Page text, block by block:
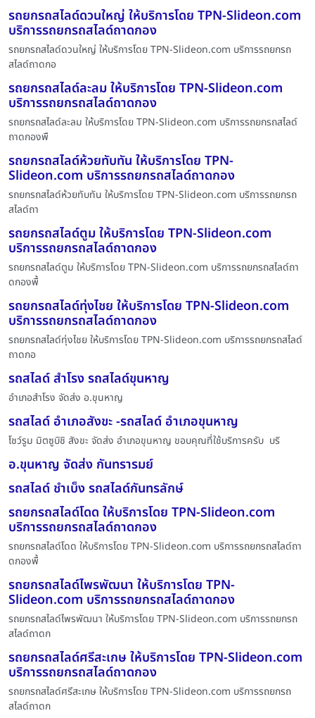
รถยกรถสไลด์ดวนใหญ่ ให้บริการโดย TPN-Slideon.com
บริการรถยกรถสไลด์ถาดกอง
รถยกรถสไลด์ดวนใหญ่ ให้บริการโดย TPN-Slideon.com บริการรถยกรถ
สไลด์ถาดกอ
รถยกรถสไลด์ละลม ให้บริการโดย TPN-Slideon.com
บริการรถยกรถสไลด์ถาดกอง
รถยกรถสไลด์ละลม ให้บริการโดย TPN-Slideon.com บริการรถยกรถสไลด์
ถาดกองพื
รถยกรถสไลด์ห้วยทับทัน ให้บริการโดย TPN-
Slideon.com บริการรถยกรถสไลด์ถาดกอง
รถยกรถสไลด์ห้วยทับทัน ให้บริการโดย TPN-Slideon.com บริการรถยกรถ
สไลด์ถา
รถยกรถสไลด์ตูม ให้บริการโดย TPN-Slideon.com
บริการรถยกรถสไลด์ถาดกอง
รถยกรถสไลด์ตูม ให้บริการโดย TPN-Slideon.com บริการรถยกรถสไลด์ถา
ดกองพื้
รถยกรถสไลด์ทุ่งไชย ให้บริการโดย TPN-Slideon.com
บริการรถยกรถสไลด์ถาดกอง
รถยกรถสไลด์ทุ่งไชย ให้บริการโดย TPN-Slideon.com บริการรถยกรถสไลด์
ถาดกอ
รถสไลด์ สำโรง รถสไลด์ขุนหาญ
อำเภอสำโรง จัดส่ง อ.ขุนหาญ
รถสไลด์ อำเภอสังขะ -รถสไลด์ อำเภอขุนหาญ
โชว์รูม มิตซูบิชิ สังขะ จัดส่ง อำเภอขุนหาญ ขอบคุณที่ใช้บริการครับ บริ
อ.ขุนหาญ จัดส่ง กันทรารมย์
รถสไลด์ ชำเบ็ง รถสไลด์กันทรลักษ์
รถยกรถสไลด์โดด ให้บริการโดย TPN-Slideon.com
บริการรถยกรถสไลด์ถาดกอง
รถยกรถสไลด์โดด ให้บริการโดย TPN-Slideon.com บริการรถยกรถสไลด์ถา
ดกองพื้
รถยกรถสไลด์ไพรพัฒนา ให้บริการโดย TPN-
Slideon.com บริการรถยกรถสไลด์ถาดกอง
รถยกรถสไลด์ไพรพัฒนา ให้บริการโดย TPN-Slideon.com บริการรถยกรถ
สไลด์ถาดก
รถยกรถสไลด์ศรีสะเกษ ให้บริการโดย TPN-Slideon.com
บริการรถยกรถสไลด์ถาดกอง
รถยกรถสไลด์ศรีสะเกษ ให้บริการโดย TPN-Slideon.com บริการรถยกรถ
สไลด์ถาดก